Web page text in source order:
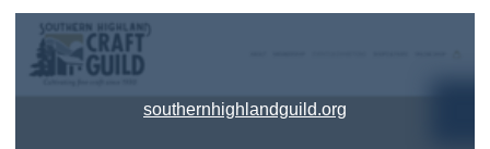
southernhighlandguild.org